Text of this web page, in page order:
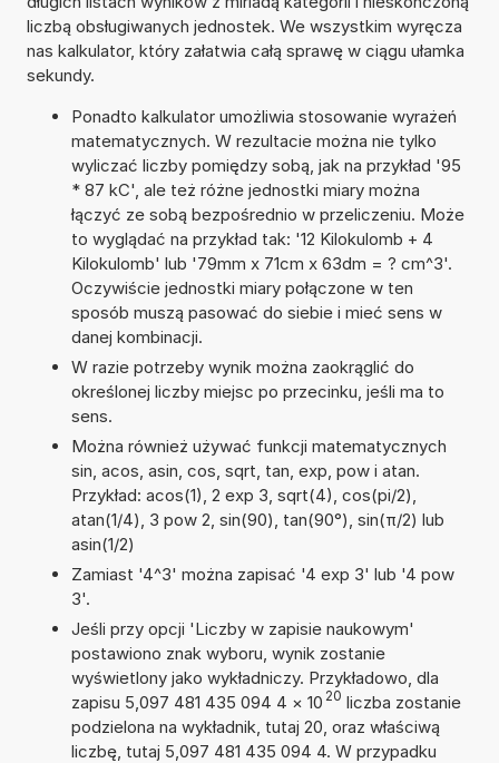
liczbą obsługiwanych jednostek. We wszystkim wyręcza
nas kalkulator, który załatwia całą sprawę w ciągu ułamka
sekundy.
Ponadto kalkulator umożliwia stosowanie wyrażeń
matematycznych. W rezultacie można nie tylko
wyliczać liczby pomiędzy sobą, jak na przykład '95
* 87 kC', ale też różne jednostki miary można
łączyć ze sobą bezpośrednio w przeliczeniu. Może
to wyglądać na przykład tak: '12 Kilokulomb + 4
Kilokulomb' lub '79mm x 71cm x 63dm = ? cm^3'.
Oczywiście jednostki miary połączone w ten
sposób muszą pasować do siebie i mieć sens w
danej kombinacji.
W razie potrzeby wynik można zaokrąglić do
określonej liczby miejsc po przecinku, jeśli ma to
sens.
Można również używać funkcji matematycznych
sin, acos, asin, cos, sqrt, tan, exp, pow i atan.
Przykład: acos(1), 2 exp 3, sqrt(4), cos(pi/2),
atan(1/4), 3 pow 2, sin(90), tan(90°), sin(π/2) lub
asin(1/2)
Zamiast '4^3' można zapisać '4 exp 3' lub '4 pow
3'.
Jeśli przy opcji 'Liczby w zapisie naukowym'
postawiono znak wyboru, wynik zostanie
wyświetlony jako wykładniczy. Przykładowo, dla
zapisu 5,097 481 435 094 4 × 10 20 liczba zostanie
podzielona na wykładnik, tutaj 20, oraz właściwą
liczbę, tutaj 5,097 481 435 094 4. W przypadku